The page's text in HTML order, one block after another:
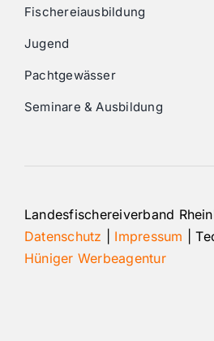
Fischereiausbildung
Jugend
Pachtgewässer
Seminare & Ausbildung
Landesfischereiverband
Datenschutz
Impressum |
Hüniger Werbeagentur